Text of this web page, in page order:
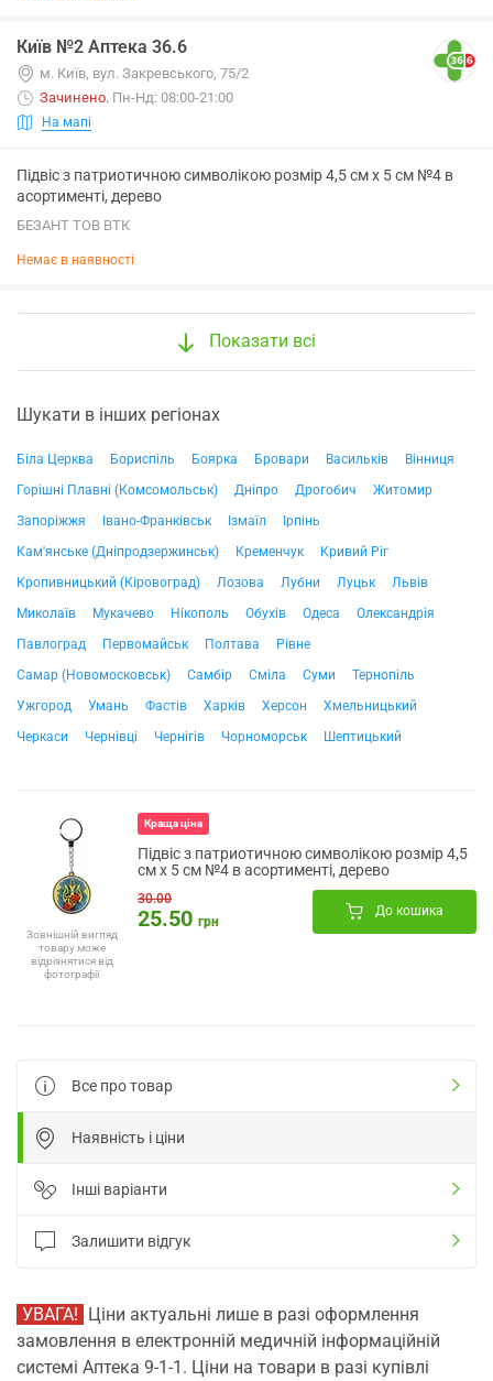
Київ №2 Аптека 36.6
м. Київ, вул. Закревського, 75/2
Зачинено. Пн-Нд: 08:00-21:00
На мапі
Підвіс з патриотичною символікою розмір 4,5 см х 5 см №4 в
асортименті, дерево
БЕЗАНТ ТОВ ВТК
Немає в наявності
Показати всі
Шукати в інших регіонах
Біла Церква Бориспіль Боярка Бровари Васильків
Вінниця
Горішні Плавні (Комсомольськ)
Дніпро Дрогобич
Житомир
Запоріжжя
Івано-Франківськ Ізмаїл
Ірпінь
Кам'янське (Дніпродзержинськ)
Кременчук
Кривий Ріг
Кропивницький (Кіровоград)
Лозова Лубни Луцьк
Львів
Миколаїв
Мукачево Нікополь Обухів Одеса
Олександрія
Павлоград
Первомайськ Полтава
Рівне
Самар (Новомосковськ)
Самбір Сміла Суми
Тернопіль
Ужгород
Умань Фастів Харків Херсон
Хмельницький
Черкаси
Чернівці Чернігів Чорноморськ Шептицький
Зовнішній вигляд
товару може
відрізнятися від
фотографії
Краща ціна
Підвіс з патриотичною символікою розмір 4,5
см х 5 см №4 в асортименті, дерево
30.00
25.50 грн
До кошика
Все про товар
Наявність і ціни
Інші варіанти
Залишити відгук
УВАГА! Ціни актуальні лише в разі оформлення
замовлення в електронній медичній інформаційній
системі Аптека 9-1-1. Ціни на товари в разі купівлі